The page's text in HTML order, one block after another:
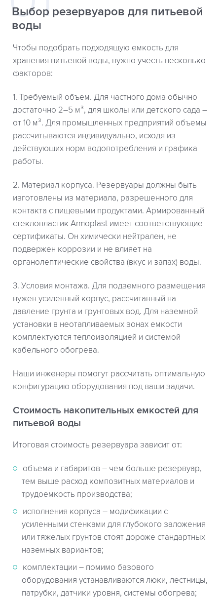
Выбор резервуаров для питьевой
воды
Чтобы подобрать подходящую емкость для
хранения питьевой воды, нужно учесть несколько
факторов:
1. Требуемый объем. Для частного дома обычно
достаточно 2–5 м³, для школы или детского сада –
от 10 м³. Для промышленных предприятий объемы
рассчитываются индивидуально, исходя из
действующих норм водопотребления и графика
работы.
2. Материал корпуса. Резервуары должны быть
изготовлены из материала, разрешенного для
контакта с пищевыми продуктами. Армированный
стеклопластик Armoplast имеет соответствующие
сертификаты. Он химически нейтрален, не
подвержен коррозии и не влияет на
органолептические свойства (вкус и запах) воды.
3. Условия монтажа. Для подземного размещения
нужен усиленный корпус, рассчитанный на
давление грунта и грунтовых вод. Для наземной
установки в неотапливаемых зонах емкости
комплектуются теплоизоляцией и системой
кабельного обогрева.
Наши инженеры помогут рассчитать оптимальную
конфигурацию оборудования под ваши задачи.
Стоимость накопительных емкостей для
питьевой воды
Итоговая стоимость резервуара зависит от:
объема и габаритов – чем больше резервуар,
тем выше расход композитных материалов и
трудоемкость производства;
исполнения корпуса – модификации с
усиленными стенками для глубокого заложения
или тяжелых грунтов стоят дороже стандартных
наземных вариантов;
комплектации – помимо базового
оборудования устанавливаются люки, лестницы,
патрубки, датчики уровня, системы обогрева;